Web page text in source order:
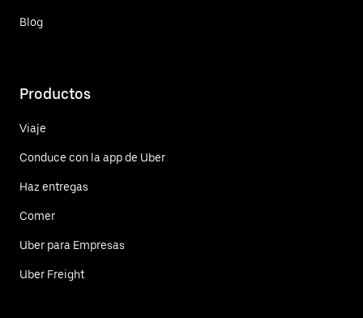
Blog
Productos
Viaje
Conduce con la app de Uber
Haz entregas
Comer
Uber para Empresas
Uber Freight